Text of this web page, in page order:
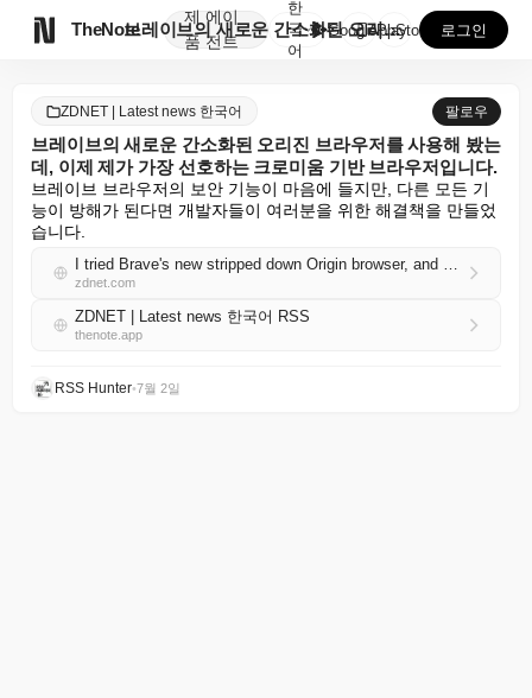
TheNote
제
품
에이
전트
브레이브의 새로운 간소화된 오리진 브라우저를 사용해 봤...
한
국
어
GooglePlay
AppStore 로그인
ZDNET | Latest news 한국어 팔로우
브레이브의 새로운 간소화된 오리진 브라우저를 사용해 봤는
데, 이제 제가 가장 선호하는 크로미움 기반 브라우저입니다.
브레이브 브라우저의 보안 기능이 마음에 들지만, 다른 모든 기
능이 방해가 된다면 개발자들이 여러분을 위한 해결책을 만들었
습니다.
I tried Brave's new stripped down Origin browser, and now it's my top Chromium-based pick
zdnet.com
ZDNET | Latest news 한국어 RSS
thenote.app
RSS Hunter•7월 2일